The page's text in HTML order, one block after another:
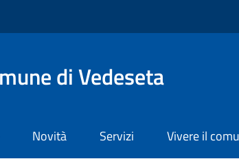
di Vedeseta
Novità Servizi Vivere il